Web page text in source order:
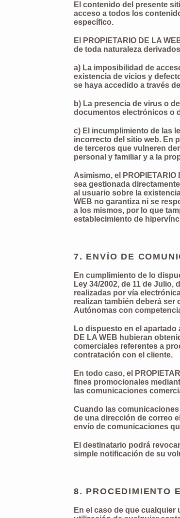
El contenido del presente
acceso a todos los
específico.
El PROPIETARIO DE LA
de toda naturaleza
a) La imposibilidad de
existencia de vicios y
se haya accedido a través
b) La presencia de virus o
documentos electrónicos o
c) El incumplimiento de las
incorrecto del sitio web. En
de terceros que vulneren
personal y familiar y a la
Asimismo, el
sea gestionada
al usuario sobre la
WEB no garantiza ni se
a los mismos, por lo que
establecimiento de
7. ENVÍO DE
En cumplimiento de lo
Ley 34/2002, de 11 de
realizadas por vía
realizan también deberá
Autónomas con
Lo dispuesto en el
DE LA WEB hubieran
comerciales referentes a
contratación con el cliente.
En todo caso, el
fines promocionales
las comunicaciones
Cuando las
de una dirección de correo
envío de comunicaciones
El destinatario podrá
simple notificación de su
8. PROCEDIMIENTO
En el caso de que